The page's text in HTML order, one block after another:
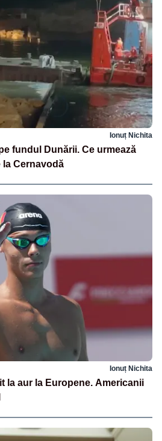
Ionuț Nichita
fundul Dunării. Ce urmează
la Cernavodă
Ionuț Nichita
la aur la Europene. Americanii